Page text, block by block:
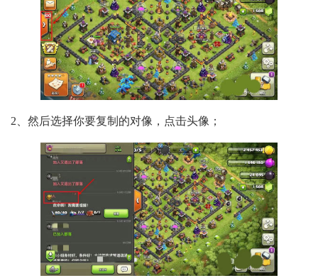
2、然后选择你要复制的对像，点击头像；